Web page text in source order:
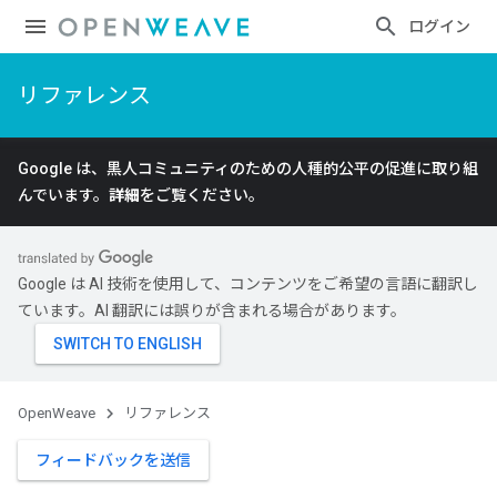
ログイン
リファレンス
Google は、黒人コミュニティのための人種的公平の促進に取り組
んでいます。 詳細をご覧ください。
Google は AI 技術を使用して、コンテンツをご希望の言語に翻訳し
ています。AI 翻訳には誤りが含まれる場合があります。
OpenWeave リファレンス
フィードバックを送信